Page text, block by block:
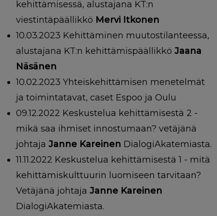
kehittämisessä, alustajana KT:n
viestintäpäällikkö Mervi Itkonen
10.03.2023 Kehittäminen muutostilanteessa,
alustajana KT:n kehittämispäällikkö Jaana
Näsänen
10.02.2023 Yhteiskehittämisen menetelmät
ja toimintatavat, caset Espoo ja Oulu
09.12.2022 Keskustelua kehittämisestä 2 -
mikä saa ihmiset innostumaan? vetäjänä
johtaja Janne Kareinen DialogiAkatemiasta.
11.11.2022 Keskustelua kehittämisestä 1 - mitä
kehittämiskulttuurin luomiseen tarvitaan?
Vetäjänä johtaja Janne Kareinen
DialogiAkatemiasta.